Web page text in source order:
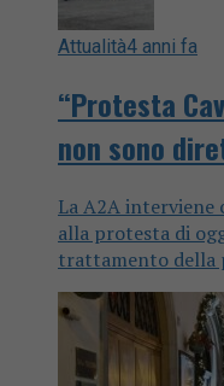
Attualità4 anni fa
“Protesta
non sono
La A2A interviene
alla protesta di
trattamento della